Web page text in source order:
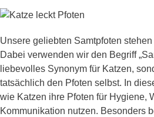
Unsere geliebten Samtpfoten
Dabei verwenden wir den Begriff
liebevolles Synonym für Katzen,
tatsächlich den Pfoten selbst. In
wie Katzen ihre Pfoten für Hygiene,
Kommunikation nutzen. Besonders